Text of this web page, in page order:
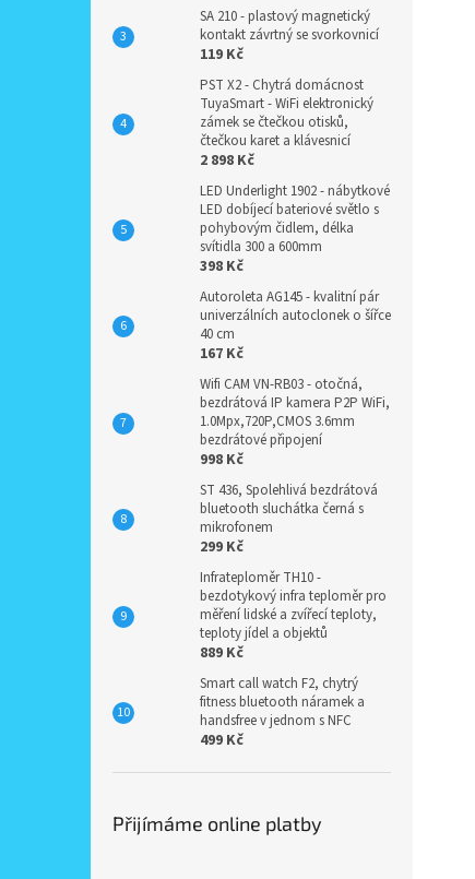
SA 210 - plastový magnetický
kontakt závrtný se svorkovnicí
119 Kč
PST X2 - Chytrá domácnost
TuyaSmart - WiFi elektronický
zámek se čtečkou otisků,
čtečkou karet a klávesnicí
2 898 Kč
LED Underlight 1902 - nábytkové
LED dobíjecí bateriové světlo s
pohybovým čidlem, délka
svítidla 300 a 600mm
398 Kč
Autoroleta AG145 - kvalitní pár
univerzálních autoclonek o šířce
40 cm
167 Kč
Wifi CAM VN-RB03 - otočná,
bezdrátová IP kamera P2P WiFi,
1.0Mpx,720P,CMOS 3.6mm
bezdrátové připojení
998 Kč
ST 436, Spolehlivá bezdrátová
bluetooth sluchátka černá s
mikrofonem
299 Kč
Infrateploměr TH10 -
bezdotykový infra teploměr pro
měření lidské a zvířecí teploty,
teploty jídel a objektů
889 Kč
Smart call watch F2, chytrý
fitness bluetooth náramek a
handsfree v jednom s NFC
499 Kč
Přijímáme online platby